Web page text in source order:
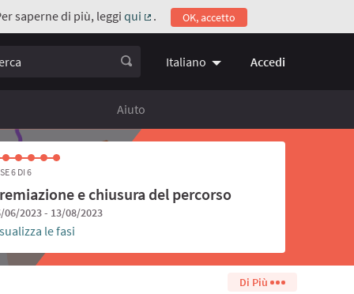
saperne di più, leggi qui
(Collegamento esterno)
. OK, accetto
Italiano Choose language
Accedi
Aiuto
6 DI 6
e chiusura del percorso
06/2023 - 13/08/2023
le fasi
Di Più